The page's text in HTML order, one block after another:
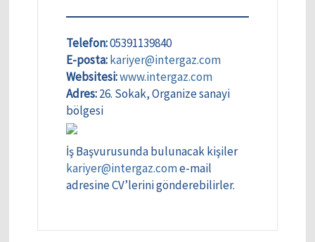
Telefon:05391139840
E-posta:kariyer@intergaz.com
Websitesi:www.intergaz.com
Adres:26. Sokak, Organize sanayi
bölgesi
İş Başvurusunda bulunacak kişiler
kariyer@intergaz.come-mail
adresine CV’lerini gönderebilirler.